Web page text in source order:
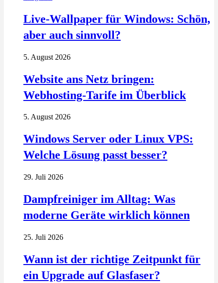
Live-Wallpaper für Windows: Schön,
aber auch sinnvoll?
5. August 2026
Website ans Netz bringen:
Webhosting-Tarife im Überblick
5. August 2026
Windows Server oder Linux VPS:
Welche Lösung passt besser?
29. Juli 2026
Dampfreiniger im Alltag: Was
moderne Geräte wirklich können
25. Juli 2026
Wann ist der richtige Zeitpunkt für
ein Upgrade auf Glasfaser?